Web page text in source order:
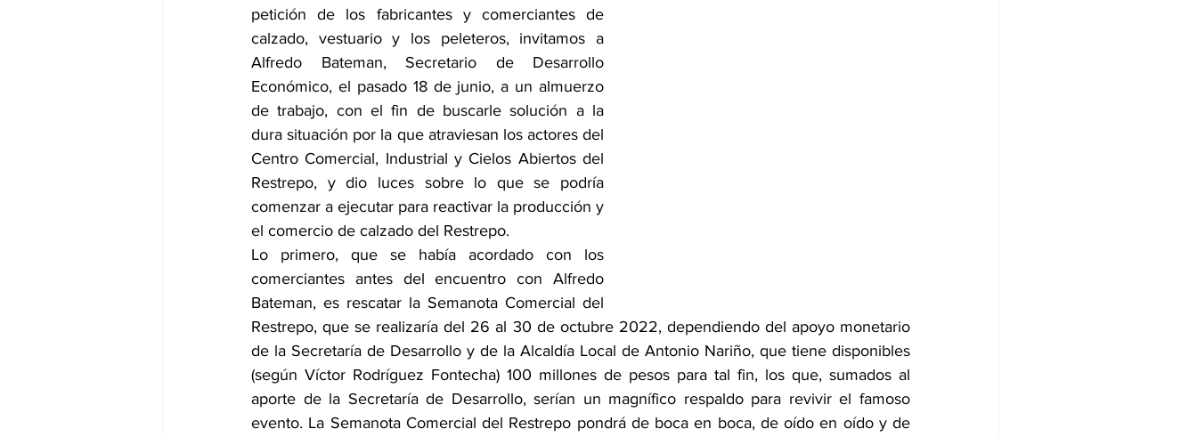
petición de los fabricantes y comerciantes de
calzado, vestuario y los peleteros, invitamos a
Alfredo Bateman, Secretario de Desarrollo
Económico, el pasado 18 de junio, a un almuerzo
de trabajo, con el fin de buscarle solución a la
dura situación por la que atraviesan los actores del
Centro Comercial, Industrial y Cielos Abiertos del
Restrepo, y dio luces sobre lo que se podría
comenzar a ejecutar para reactivar la producción y
el comercio de calzado del Restrepo.
Lo primero, que se había acordado con los
comerciantes antes del encuentro con Alfredo
Bateman, es rescatar la Semanota Comercial del
Restrepo, que se realizaría del 26 al 30 de octubre 2022, dependiendo del apoyo monetario
de la Secretaría de Desarrollo y de la Alcaldía Local de Antonio Nariño, que tiene disponibles
(según Víctor Rodríguez Fontecha) 100 millones de pesos para tal fin, los que, sumados al
aporte de la Secretaría de Desarrollo, serían un magnífico respaldo para revivir el famoso
evento. La Semanota Comercial del Restrepo pondrá de boca en boca, de oído en oído y de